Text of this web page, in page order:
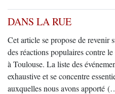
DANS LA RUE
Cet article se propose de revenir
des réactions populaires contre
à Toulouse. La liste des
exhaustive et se concentre
auxquelles nous avons apporté